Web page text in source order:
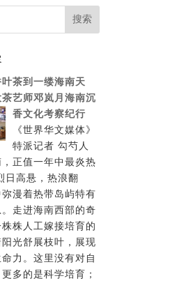
茶到一缕海南天
艺师邓岚月海南沉
香文化考察纪行
《世界华文媒体》
特派记者 勾芍人
正值一年中最炎热
日高悬，热浪翻
漫着热带岛屿特有
走进海南西部的奇
株人工嫁接培育的
光舒展枝叶，展现
力。这里没有对自
多的是科学培育；